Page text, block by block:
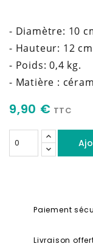
- Diamètre: 10
- Hauteur: 12
- Poids: 0,4 kg.
- Matière :
9,90 € TTC
Paiement
Livraison